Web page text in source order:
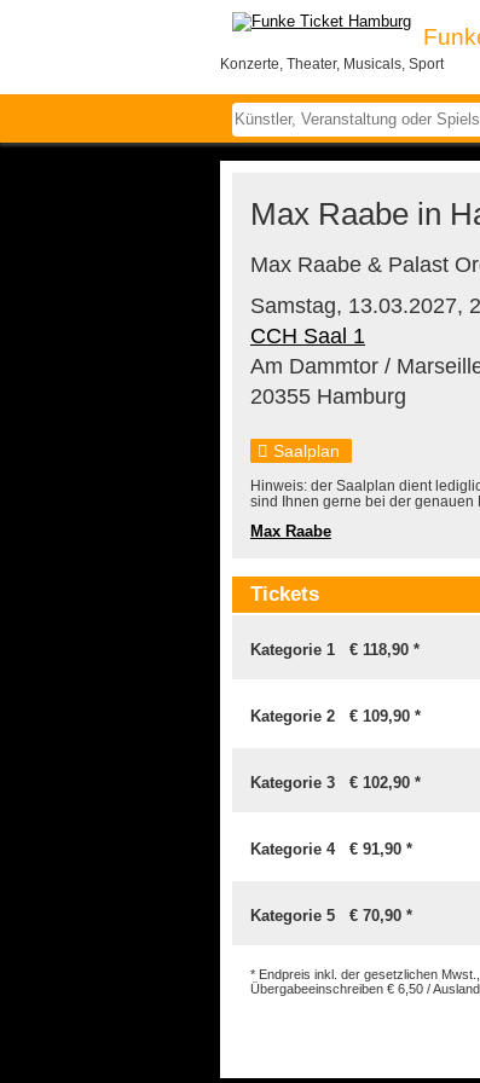
Konzerte, Theater, Musicals, Sport
Max Raabe in
Max Raabe & Palast
Samstag, 13.03.2027,
CCH Saal 1
Am Dammtor /
20355 Hamburg
Saalplan
Hinweis: der Saalplan dient
sind Ihnen gerne bei der genauen
Max Raabe
Tickets
Kategorie 1 € 118,90 *
Kategorie 2 € 109,90 *
Kategorie 3 € 102,90 *
Kategorie 4 € 91,90 *
Kategorie 5 € 70,90 *
* Endpreis inkl. der gesetzlichen
Übergabeeinschreiben € 6,50 /